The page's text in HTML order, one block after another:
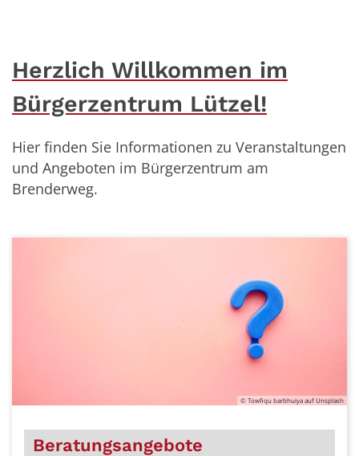
Herzlich Willkommen im
Bürgerzentrum Lützel!
Hier finden Sie Informationen zu Veranstaltungen
und Angeboten im Bürgerzentrum am
Brenderweg.
© Towfiqu barbhuiya auf Unsplash
Beratungsangebote